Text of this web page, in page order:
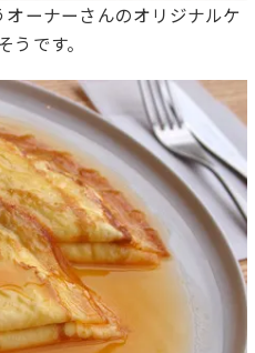
ーナーさんのオリジナルケ
です。